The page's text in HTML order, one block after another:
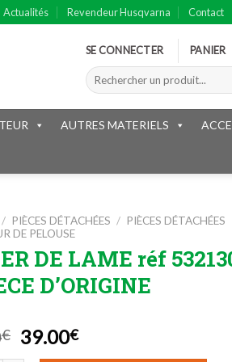
Actualités Revendeur Husqvarna Contact
SE CONNECTER PANIER
Recherche
pour :
AUTRES MATERIELS
/ PIÈCES DÉTACHÉES / PIÈCES DÉTACHÉES
DE PELOUSE
DE LAME réf
D’ORIGINE
€ Le
prix
39.00€Le
prix